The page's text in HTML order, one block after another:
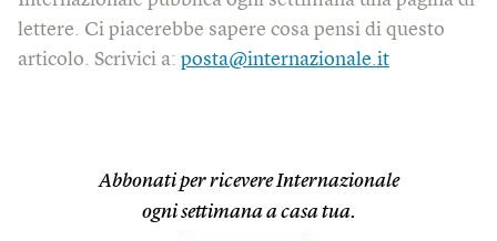
lettere. Ci piacerebbe sapere cosa pensi di questo
articolo. Scrivici a: posta@internazionale.it
Abbonati per ricevere Internazionale
ogni settimana a casa tua.